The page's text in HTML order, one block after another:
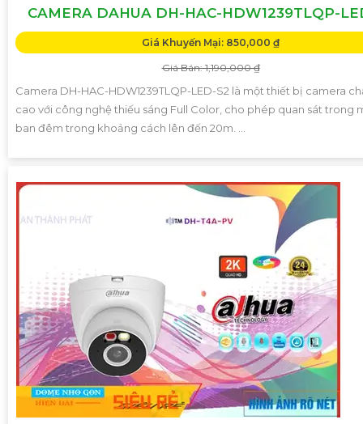
CAMERA DAHUA DH-HAC-HDW1239TLQP-
Giá Khuyến Mại: 850,000 ₫
Giá Bán: 1,190,000 ₫
Camera DH-HAC-HDW1239TLQP-LED-S2 là một thiết bị camera
cao với công nghệ thiếu sáng Full Color, cho phép quan sát trong
ban đêm trong khoảng cách lên đến 20m. ...